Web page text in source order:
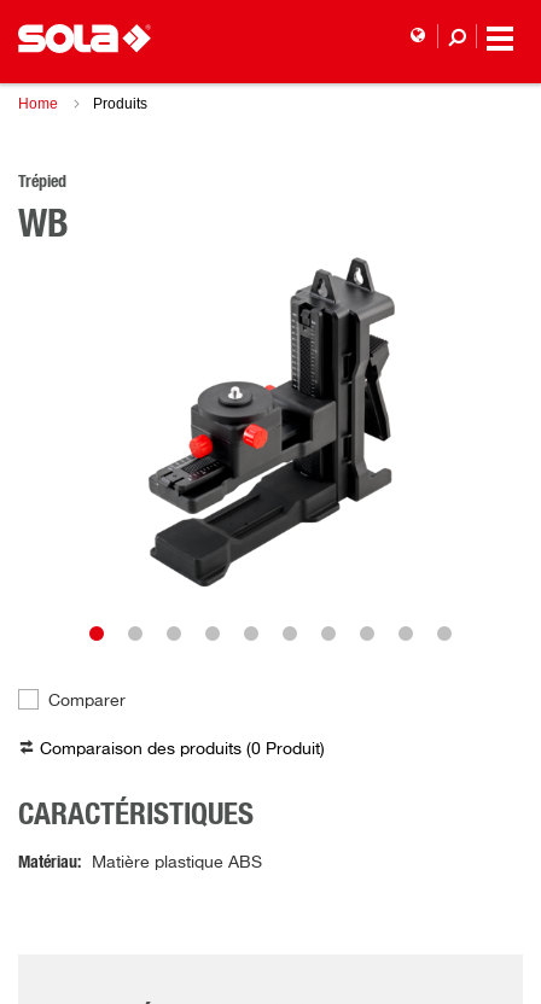
Home Produits
Trépied
WB
Comparer
Comparaison des produits (0 Produit)
CARACTÉRISTIQUES
Matériau Matière plastique ABS